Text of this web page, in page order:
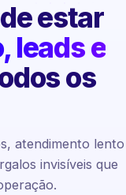
estar
leads e
os
atendimento lento
invisíveis que